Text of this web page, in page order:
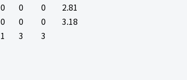
0 0 0
2.81
0 0 0
3.18
1 3 3